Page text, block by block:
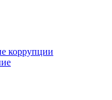
коррупции